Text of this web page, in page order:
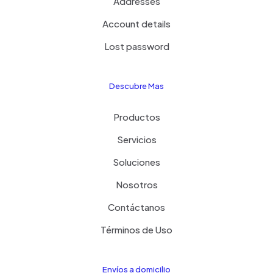
Account details
Lost password
Descubre Mas
Productos
Servicios
Soluciones
Nosotros
Contáctanos
Términos de Uso
Envíos a domicilio